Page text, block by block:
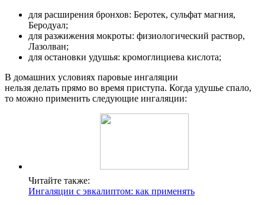
для расширения бронхов: Беротек, сульфат магния,
Беродуал;
для разжижения мокроты: физиологический раствор,
Лазолван;
для остановки удушья: кромоглициева кислота;
В домашних условиях паровые ингаляции
нельзя делать прямо во время приступа. Когда удушье спало,
то можно применить следующие ингаляции:
Читайте также:
Ингаляции с эвкалиптом: как применять